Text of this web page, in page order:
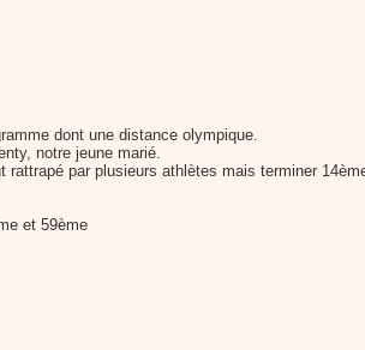
dont une distance olympique.
notre jeune marié.
par plusieurs athlètes mais terminer
et 59ème